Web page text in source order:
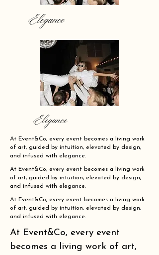
Elegance
Elegance
At Event&Co, every event becomes a living work
of art, guided by intuition, elevated by design,
and infused with elegance.
At Event&Co, every event becomes a living work
of art, guided by intuition, elevated by design,
and infused with elegance.
At Event&Co, every event becomes a living work
of art, guided by intuition, elevated by design,
and infused with elegance.
At Event&Co, every event
becomes a living work of art,